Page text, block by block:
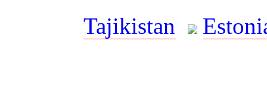
Tajikistan